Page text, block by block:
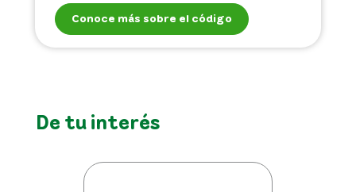
Conoce más sobre el código
De tu interés